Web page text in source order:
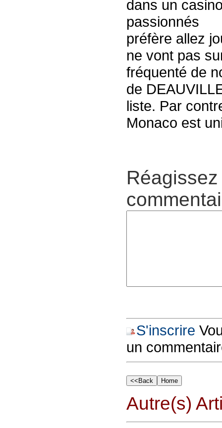
dans un
passionnés
préfère allez
ne vont pas
fréquenté de
de
liste. Par
Monaco est
S'inscrire
un
Autre(s)